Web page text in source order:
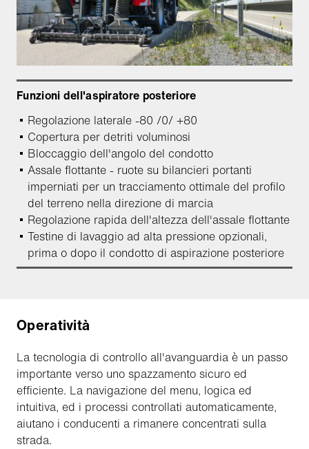
Funzioni dell'aspiratore posteriore
Regolazione laterale -80 /0/ +80
Copertura per detriti voluminosi
Bloccaggio dell'angolo del condotto
Assale flottante - ruote su bilancieri portanti
imperniati per un tracciamento ottimale del profilo
del terreno nella direzione di marcia
Regolazione rapida dell'altezza dell'assale flottante
Testine di lavaggio ad alta pressione opzionali,
prima o dopo il condotto di aspirazione posteriore
Operatività
La tecnologia di controllo all'avanguardia è un passo
importante verso uno spazzamento sicuro ed
efficiente. La navigazione del menu, logica ed
intuitiva, ed i processi controllati automaticamente,
aiutano i conducenti a rimanere concentrati sulla
strada.